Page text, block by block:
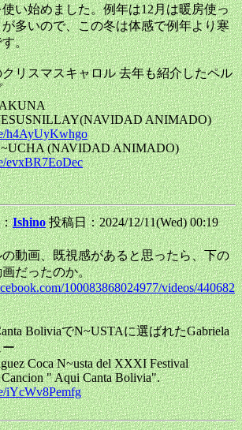
い始めました。例年は12月は暖房使っ
多いので、この冬は体感で例年より寒
。
リスマスキャロル 去年も紹介したペル
ANIMADO)
h4AyUyKwhgo
(NAVIDAD ANIMADO)
evxBR7EoDec
Ishino 投稿日：2024/12/11(Wed) 00:19
動画、既視感があると思ったら、下の
だったのか。
100083868024977/videos/440682
BoliviaでN~USTAに選ばれたGabriela
ー
Coca N~usta del XXXI Festival
Cancion " Aqui Canta Bolivia".
iYcWv8Pemfg